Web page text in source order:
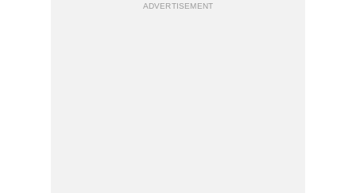
ADVERTISEMENT